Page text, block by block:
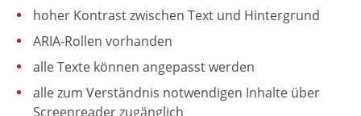
hoher Kontrast zwischen Text und Hintergrund
ARIA-Rollen vorhanden
alle Texte können angepasst werden
alle zum Verständnis notwendigen Inhalte über
Screenreader zugänglich